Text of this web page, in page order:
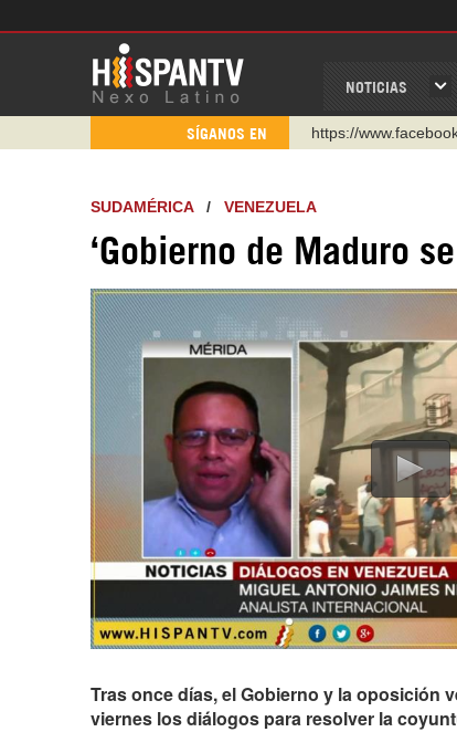
NOTICIAS
SÍGANOS EN
https://
http://twitter.com/
https://
WhatsApp y Viber:
Instagram como:
SUDAMÉRICA/ VENEZUELA
‘Gobierno de Maduro
Tras once días, el Gobierno y la oposición
viernes los diálogos para resolver la